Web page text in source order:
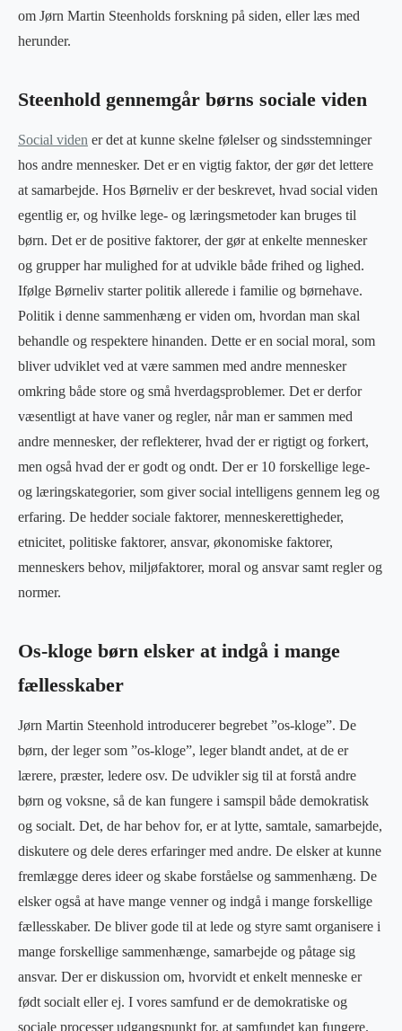
om Jørn Martin Steenholds forskning på siden, eller læs med
herunder.
Steenhold gennemgår børns sociale viden
Social viden er det at kunne skelne følelser og sindsstemninger
hos andre mennesker. Det er en vigtig faktor, der gør det lettere
at samarbejde. Hos Børneliv er der beskrevet, hvad social viden
egentlig er, og hvilke lege- og læringsmetoder kan bruges til
børn. Det er de positive faktorer, der gør at enkelte mennesker
og grupper har mulighed for at udvikle både frihed og lighed.
Ifølge Børneliv starter politik allerede i familie og børnehave.
Politik i denne sammenhæng er viden om, hvordan man skal
behandle og respektere hinanden. Dette er en social moral, som
bliver udviklet ved at være sammen med andre mennesker
omkring både store og små hverdagsproblemer. Det er derfor
væsentligt at have vaner og regler, når man er sammen med
andre mennesker, der reflekterer, hvad der er rigtigt og forkert,
men også hvad der er godt og ondt. Der er 10 forskellige lege-
og læringskategorier, som giver social intelligens gennem leg og
erfaring. De hedder sociale faktorer, menneskerettigheder,
etnicitet, politiske faktorer, ansvar, økonomiske faktorer,
menneskers behov, miljøfaktorer, moral og ansvar samt regler og
normer.
Os-kloge børn elsker at indgå i mange
fællesskaber
Jørn Martin Steenhold introducerer begrebet ”os-kloge”. De
børn, der leger som ”os-kloge”, leger blandt andet, at de er
lærere, præster, ledere osv. De udvikler sig til at forstå andre
børn og voksne, så de kan fungere i samspil både demokratisk
og socialt. Det, de har behov for, er at lytte, samtale, samarbejde,
diskutere og dele deres erfaringer med andre. De elsker at kunne
fremlægge deres ideer og skabe forståelse og sammenhæng. De
elsker også at have mange venner og indgå i mange forskellige
fællesskaber. De bliver gode til at lede og styre samt organisere i
mange forskellige sammenhænge, samarbejde og påtage sig
ansvar. Der er diskussion om, hvorvidt et enkelt menneske er
født socialt eller ej. I vores samfund er de demokratiske og
sociale processer udgangspunkt for, at samfundet kan fungere.